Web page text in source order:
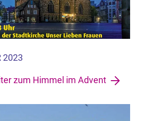
2023
zum Himmel im Advent